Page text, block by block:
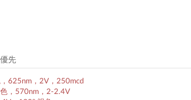
先
625nm，2V，250mcd
，570nm，2-2.4V